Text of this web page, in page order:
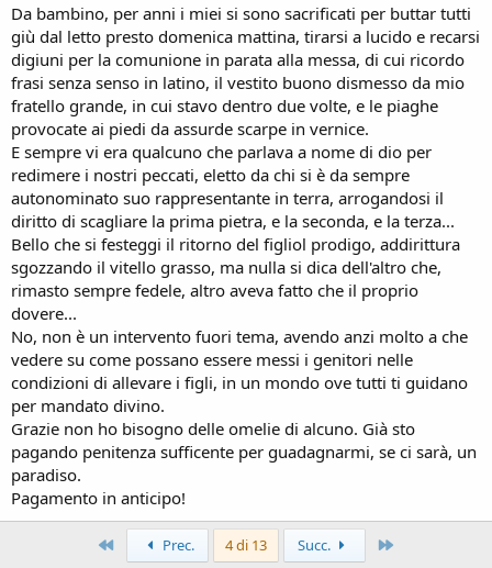
Da bambino, per anni i miei si sono sacrificati per buttar tutti
giù dal letto presto domenica mattina, tirarsi a lucido e recarsi
digiuni per la comunione in parata alla messa, di cui ricordo
frasi senza senso in latino, il vestito buono dismesso da mio
fratello grande, in cui stavo dentro due volte, e le piaghe
provocate ai piedi da assurde scarpe in vernice.
E sempre vi era qualcuno che parlava a nome di dio per
redimere i nostri peccati, eletto da chi si è da sempre
autonominato suo rappresentante in terra, arrogandosi il
diritto di scagliare la prima pietra, e la seconda, e la terza...
Bello che si festeggi il ritorno del figliol prodigo, addirittura
sgozzando il vitello grasso, ma nulla si dica dell'altro che,
rimasto sempre fedele, altro aveva fatto che il proprio
dovere...
No, non è un intervento fuori tema, avendo anzi molto a che
vedere su come possano essere messi i genitori nelle
condizioni di allevare i figli, in un mondo ove tutti ti guidano
per mandato divino.
Grazie non ho bisogno delle omelie di alcuno. Già sto
pagando penitenza sufficente per guadagnarmi, se ci sarà, un
paradiso.
Pagamento in anticipo!
Primo Prec. 4 di 13 Succ.